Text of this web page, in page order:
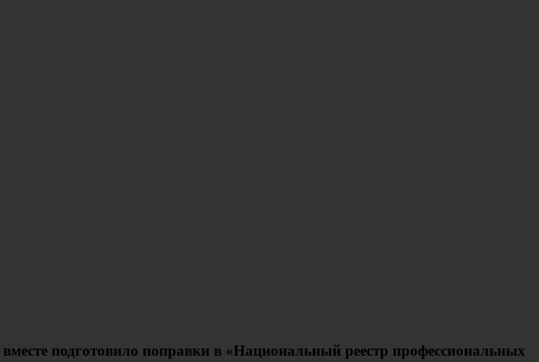
подготовило поправки в «Национальный реестр профессиональных